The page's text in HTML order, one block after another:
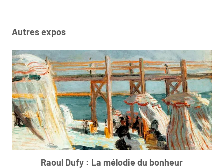
Autres expos
Raoul Dufy : La mélodie du bonheur